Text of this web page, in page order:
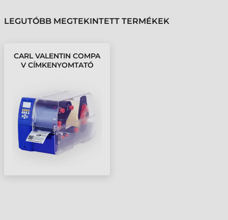
LEGUTÓBB MEGTEKINTETT TERMÉKEK
CARL VALENTIN COMPA
V CÍMKENYOMTATÓ